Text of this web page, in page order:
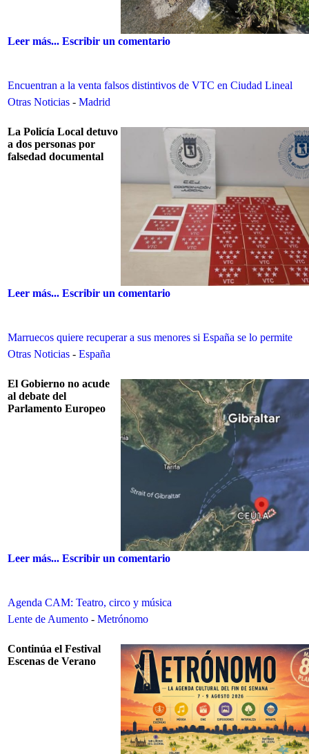
Leer más... Escribir un comentario
Encuentran a la venta falsos distintivos de VTC en Ciudad Lineal
Otras Noticias - Madrid
La Policía Local detuvo
a dos personas por
falsedad documental
Leer más... Escribir un comentario
Marruecos quiere recuperar a sus menores si España se lo permite
Otras Noticias - España
El Gobierno no acude
al debate del
Parlamento Europeo
Leer más... Escribir un comentario
Agenda CAM: Teatro, circo y música
Lente de Aumento - Metrónomo
Continúa el Festival
Escenas de Verano